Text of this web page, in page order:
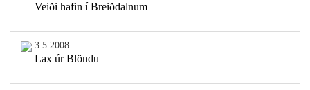
Veiði hafin í Breiðdalnum
3.5.2008
Lax úr Blöndu